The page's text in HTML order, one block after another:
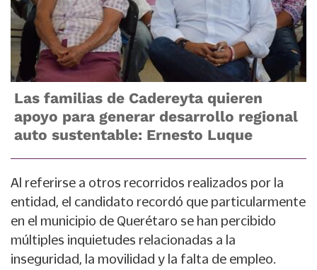
Las familias de Cadereyta quieren
apoyo para generar desarrollo regional
auto sustentable: Ernesto Luque
Al referirse a otros recorridos realizados por la
entidad, el candidato recordó que particularmente
en el municipio de Querétaro se han percibido
múltiples inquietudes relacionadas a la
inseguridad, la movilidad y la falta de empleo.